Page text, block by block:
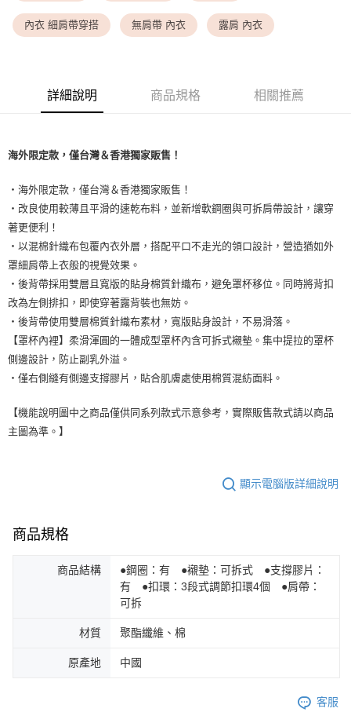
<無合作配送請勿選取>付款後萊爾富取貨
每筆NT$80，滿NT$1,500(含以上)免運費
每筆NT$100，滿NT$1,500(含以上)免運費
離島宅配
每筆NT$200，滿NT$1,500(含以上)免運費
內衣 細肩帶穿搭 無肩帶 內衣 露肩 內衣
詳細說明 商品規格 相關推薦
海外限定款，僅台灣＆香港獨家販售！
・海外限定款，僅台灣＆香港獨家販售！
・改良使用較薄且平滑的速乾布料，並新增軟鋼圈與可拆肩帶設計，讓穿
著更便利！
・以混棉針織布包覆內衣外層，搭配平口不走光的領口設計，營造猶如外
罩細肩帶上衣般的視覺效果。
・後背帶採用雙層且寬版的貼身棉質針織布，避免罩杯移位。同時將背扣
改為左側排扣，即使穿著露背裝也無妨。
・後背帶使用雙層棉質針織布素材，寬版貼身設計，不易滑落。
【罩杯內裡】柔滑渾圓的一體成型罩杯內含可拆式襯墊。集中提拉的罩杯
側邊設計，防止副乳外溢。
・僅右側縫有側邊支撐膠片，貼合肌膚處使用棉質混紡面料。
【機能說明圖中之商品僅供同系列款式示意參考，實際販售款式請以商品
主圖為準。】
顯示電腦版詳細說明
商品規格
商品結構
●鋼圈：有 ●襯墊：可拆式 ●支撐膠片：
有 ●扣環：3段式調節扣環4個 ●肩帶：
可拆
材質 聚酯纖維、棉
原產地 中國
客服